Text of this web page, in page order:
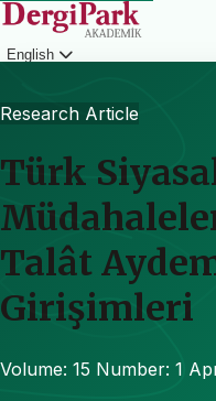
English
Research Article
Türk
Talât
Girişimleri
Volume: 15 Number: 1